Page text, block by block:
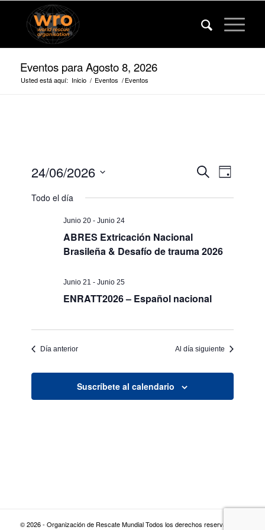
Eventos para Agosto 8, 2026
Usted está aquí: Inicio / Eventos / Eventos
Eventos
de
BuscarEvento
Vistas
de
Día
24/06/2026
de
Todo el día
Junio 20 -Junio 24
ABRES Extricación Nacional
Brasileña & Desafío de trauma 2026
Junio 21 -Junio 25
ENRATT2026 – Español nacional
Día anterior Al día siguiente
Suscríbete al calendario
© 2026 - Organización de Rescate Mundial Todos los derechos reservados |